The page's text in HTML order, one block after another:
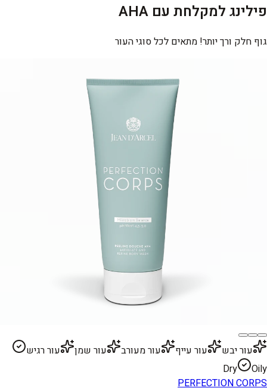
פילינג למקלחת עם AHA
גוף חלק ורך יותר! מתאים לכל סוגי העור
עור יבש עור עייף עור מעורב עור שמן
עור רגיש
Dry
Oily
PERFECTION CORPS